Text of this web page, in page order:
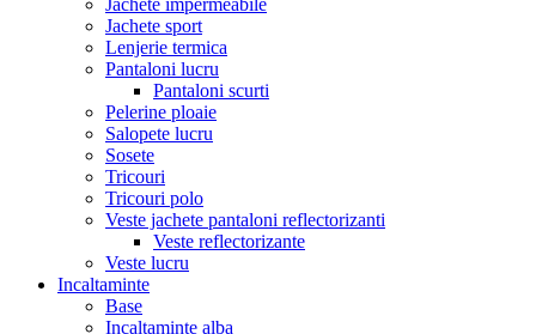
Jachete impermeabile
Jachete sport
Lenjerie termica
Pantaloni lucru
Pantaloni scurti
Pelerine ploaie
Salopete lucru
Sosete
Tricouri
Tricouri polo
Veste jachete pantaloni reflectorizanti
Veste reflectorizante
Veste lucru
Incaltaminte
Base
Incaltaminte alba